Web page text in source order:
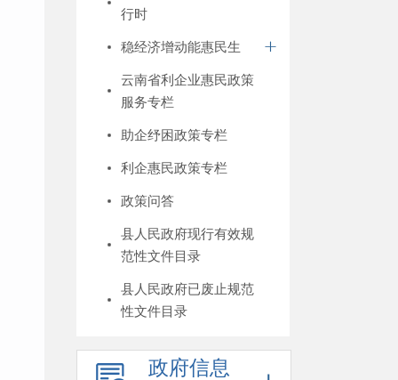
行时
稳经济增动能惠民生
云南省利企业惠民政策
服务专栏
助企纾困政策专栏
利企惠民政策专栏
政策问答
县人民政府现行有效规
范性文件目录
县人民政府已废止规范
性文件目录
政府信息